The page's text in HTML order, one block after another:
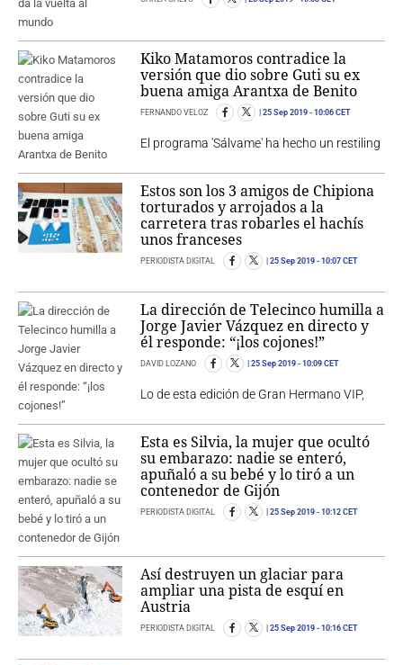
Kiko Matamoros contradice la
versión que dio sobre Guti su ex
buena amiga Arantxa de Benito
FERNANDO VELOZ 25 Sep 2019 - 10:06 CET
El programa 'Sálvame' ha hecho un restiling
Estos son los 3 amigos de Chipiona
torturados y arrojados a la
carretera tras robarles el hachís
unos franceses
PERIODISTA DIGITAL 25 Sep 2019 - 10:07 CET
La dirección de Telecinco humilla a
Jorge Javier Vázquez en directo y
él responde: “¡los cojones!”
DAVID LOZANO 25 Sep 2019 - 10:09 CET
Lo de esta edición de Gran Hermano VIP,
Esta es Silvia, la mujer que ocultó
su embarazo: nadie se enteró,
apuñaló a su bebé y lo tiró a un
contenedor de Gijón
PERIODISTA DIGITAL 25 Sep 2019 - 10:12 CET
Así destruyen un glaciar para
ampliar una pista de esquí en
Austria
PERIODISTA DIGITAL 25 Sep 2019 - 10:16 CET